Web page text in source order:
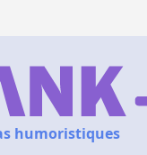
humoristiques